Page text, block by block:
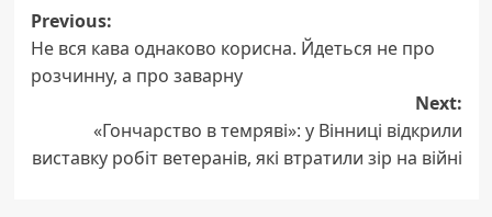
Post
navigation
Previous:
Не вся кава однаково корисна. Йдеться не про
розчинну, а про заварну
Next:
«Гончарство в темряві»: у Вінниці відкрили
виставку робіт ветеранів, які втратили зір на війні